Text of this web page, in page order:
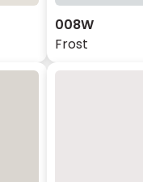
008W
Frost